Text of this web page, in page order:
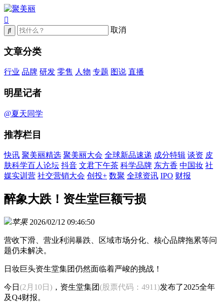
取消
文章分类
行业 品牌 研发 零售 人物 专题 图说 直播
明星记者
@夏天同学
推荐栏目
快讯 聚美丽精选 聚美丽大会 全球新品速递 成分特辑 谈资 皮
肤科学百人论坛 抖音 文君下午茶 科学品牌 东方香 中国妆 社
媒实训营 社交营销大会 创投+ 数聚 全球资讯 IPO 财报
醉象大跌！资生堂巨额亏损
苹果 2026/02/12 09:46:50
营收下滑、营业利润暴跌、区域市场分化、核心品牌拖累等问
题仍未解决。
日妆巨头资生堂集团仍然面临着严峻的挑战！
今日 (2月10日) ，资生堂集团(股票代码：4911)发布了2025全年
及Q4财报。